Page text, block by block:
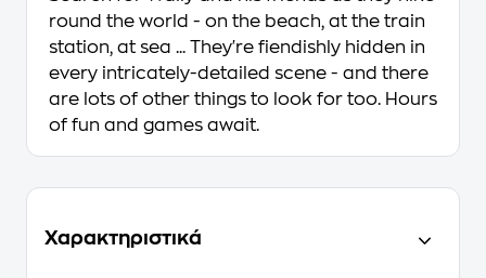
round the world - on the beach, at the train
station, at sea ... They're fiendishly hidden in
every intricately-detailed scene - and there
are lots of other things to look for too. Hours
of fun and games await.
Χαρακτηριστικά